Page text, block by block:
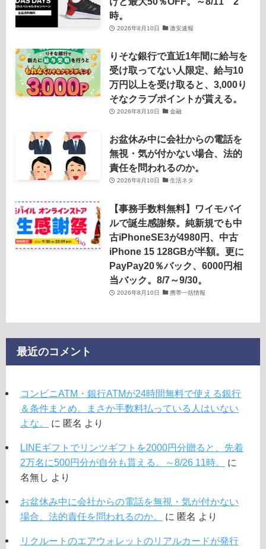
時。
2026年8月10日 激安速報
りそな銀行で直近1年間に給与を
受け取ってない人限定、給与10
万円以上を受け取ると、3,000り
そなクラブポイントが貰える。
2026年8月10日 金融
お盆休み中に会社からの電話を
無視・気が付かない場合、法的
責任を問われるのか。
2026年8月10日 生活ネタ
【事務手数料無料】ワイモバイ
ルで誕生感謝祭。純新規でも中
古iPhoneSE3が4980円、中古
iPhone 15 128GBが半額。更に
PayPay20％バック、6000円相
当バック。8/7～9/30。
2026年8月10日 携帯一括情報
最近のコメント
コンビニATM・銀行ATMが24時間無料で使える銀行
＆条件まとめ。まさか手数料払っている人はいない
よな。
に 匿名 より
LINEギフトでリンツギフトを2000円分贈ると、先着
2万名に500円分が自分も貰える。～8/26 11時。
に
名無し より
お盆休み中に会社からの電話を無視・気が付かない
場合、法的責任を問われるのか。
に 匿名 より
リクルートのエアウォレットのリアルカードが発行